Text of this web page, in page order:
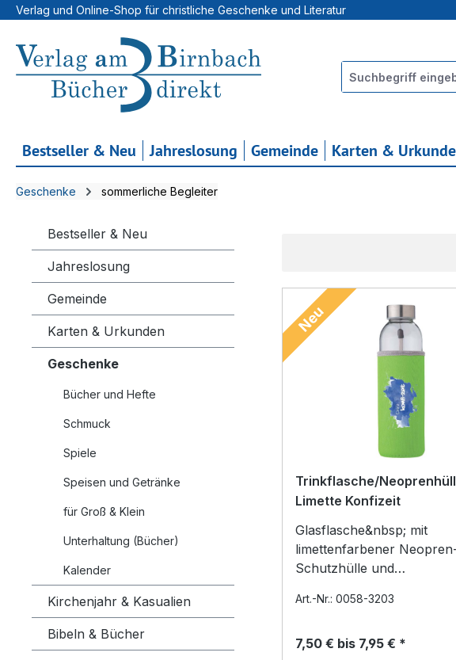
Hauptinhalt springen
Zur Suche springen
Zur Hauptnavigation springen
Verlag und Online-Shop für christliche Geschenke und Literatur
Bestseller & Neu Jahreslosung Gemeinde Karten &
Geschenke sommerliche Begleiter
Bestseller & Neu
Jahreslosung
Gemeinde
Karten & Urkunden
Geschenke
Bücher und Hefte
Schmuck
Spiele
Speisen und Getränke
für Groß & Klein
Unterhaltung (Bücher)
Kalender
Kirchenjahr & Kasualien
Bibeln & Bücher
Neu
Trinkflasche/
Limette Konfizeit
Glasflasche&nbsp; mit
limettenfarbener
Schutzhülle und
mit Trageriemen.
Art.-Nr.: 0058-3203
7,50 € bis 7,95 € *